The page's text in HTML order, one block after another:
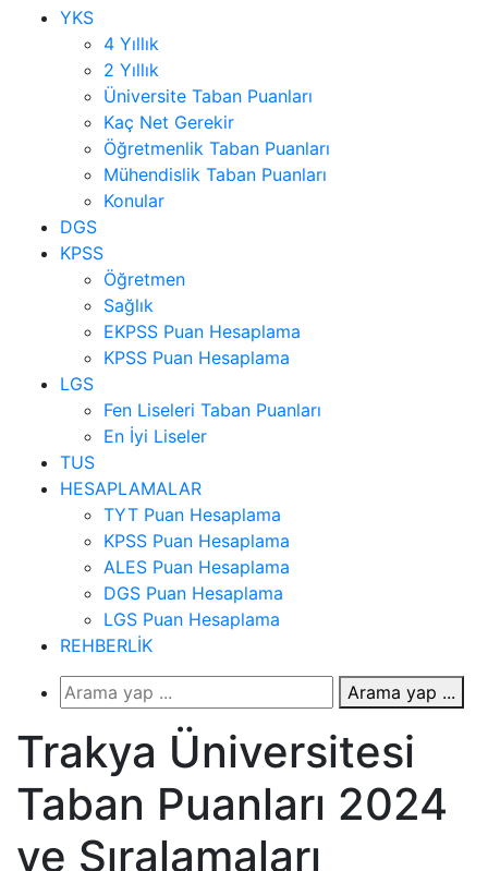
YKS
4 Yıllık
2 Yıllık
Üniversite Taban Puanları
Kaç Net Gerekir
Öğretmenlik Taban Puanları
Mühendislik Taban Puanları
Konular
DGS
KPSS
Öğretmen
Sağlık
EKPSS Puan Hesaplama
KPSS Puan Hesaplama
LGS
Fen Liseleri Taban Puanları
En İyi Liseler
TUS
HESAPLAMALAR
TYT Puan Hesaplama
KPSS Puan Hesaplama
ALES Puan Hesaplama
DGS Puan Hesaplama
LGS Puan Hesaplama
REHBERLİK
Arama yap ...
Trakya Üniversitesi
Taban Puanları 2024
ve Sıralamaları